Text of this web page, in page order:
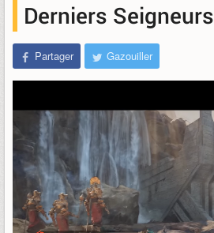
Derniers Seigneurs
Partager Gazouiller